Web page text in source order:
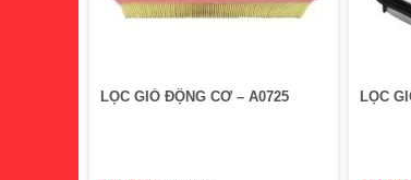
LỌC GIÓ ĐỘNG CƠ – A0725 LỌC